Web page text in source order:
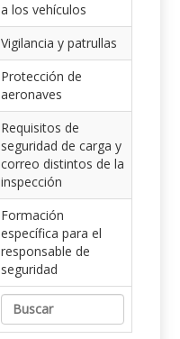
a los vehículos
Vigilancia y patrullas
Protección de
aeronaves
Requisitos de
seguridad de carga y
correo distintos de la
inspección
Formación
específica para el
responsable de
seguridad